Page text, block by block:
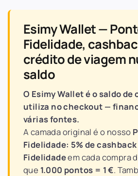
Esimy Wallet —
Fidelidade,
crédito de viagem
saldo
O Esimy Wallet é o saldo de
utiliza no checkout —
várias fontes.
A camada original é o nosso
Fidelidade: 5% de
Fidelidadeem cada compra
que 1.000 pontos = 1 €.